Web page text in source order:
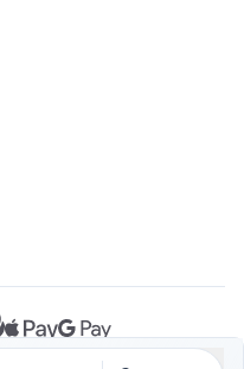
© 2026 Crovillas GmbH